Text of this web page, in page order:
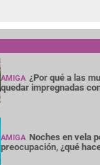
AMIGA ¿Por qué a las
quedar impregnadas
AMIGA Noches en vela
preocupación, ¿qué